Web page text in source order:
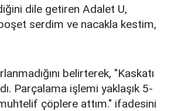
dile getiren Adalet U,
serdim ve nacakla kestim,
belirterek, "Kaskatı
Parçalama işlemi yaklaşık 5-
çöplere attım." ifadesini